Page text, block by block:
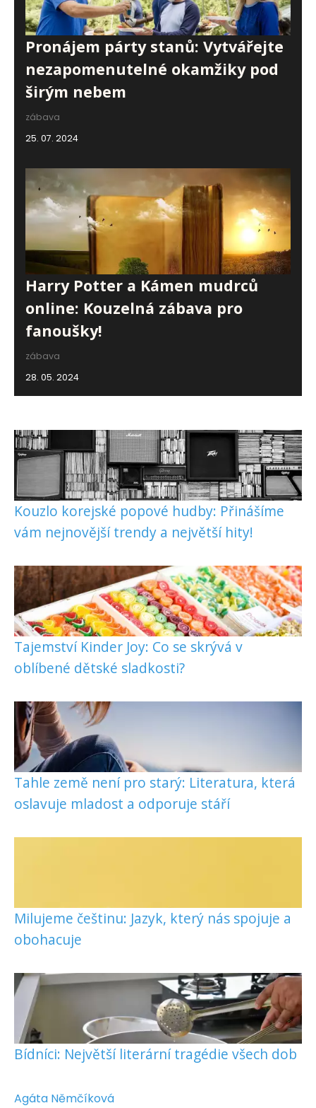
Pronájem párty stanů: Vytvářejte
nezapomenutelné okamžiky pod
širým nebem
zábava
25. 07. 2024
Harry Potter a Kámen mudrců
online: Kouzelná zábava pro
fanoušky!
zábava
28. 05. 2024
Kouzlo korejské popové hudby: Přinášíme
vám nejnovější trendy a největší hity!
Tajemství Kinder Joy: Co se skrývá v
oblíbené dětské sladkosti?
Tahle země není pro starý: Literatura, která
oslavuje mladost a odporuje stáří
Milujeme češtinu: Jazyk, který nás spojuje a
obohacuje
Bídníci: Největší literární tragédie všech dob
Agáta Němčíková